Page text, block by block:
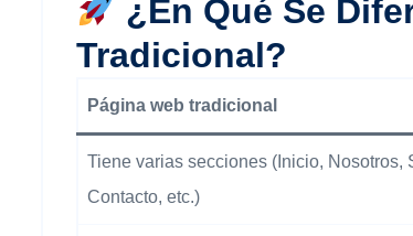
¿En Qué Se
Tradicional?
Página web tradicional
Tiene varias secciones (Inicio, Nosotros,
Contacto, etc.)